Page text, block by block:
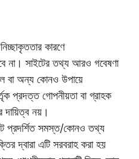
কারণে
সাইটের তথ্য আরও গবেষণা
বা অন্য কোনও উপায়ে
প্রদত্ত গোপনীয়তা বা গ্রাহক
নয়।
সমস্ত/কোনও তথ্য
দ্বারা এটি সরবরাহ করা হয়